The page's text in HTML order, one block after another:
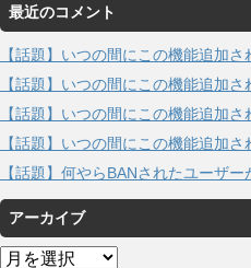
最近のコメント
【話題】いつの間にこの機能追加さ
【話題】いつの間にこの機能追加さ
【話題】いつの間にこの機能追加さ
【話題】いつの間にこの機能追加さ
【話題】何やらBANされたユーザ
アーカイブ
ア